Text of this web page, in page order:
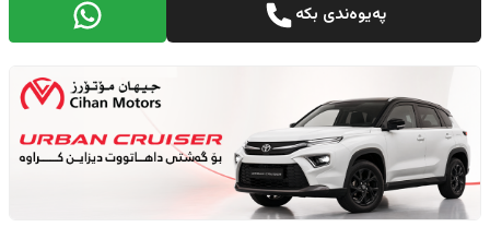
پەیوەندی بکە